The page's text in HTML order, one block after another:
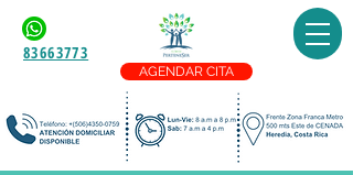
83663773
AGENDAR CITA